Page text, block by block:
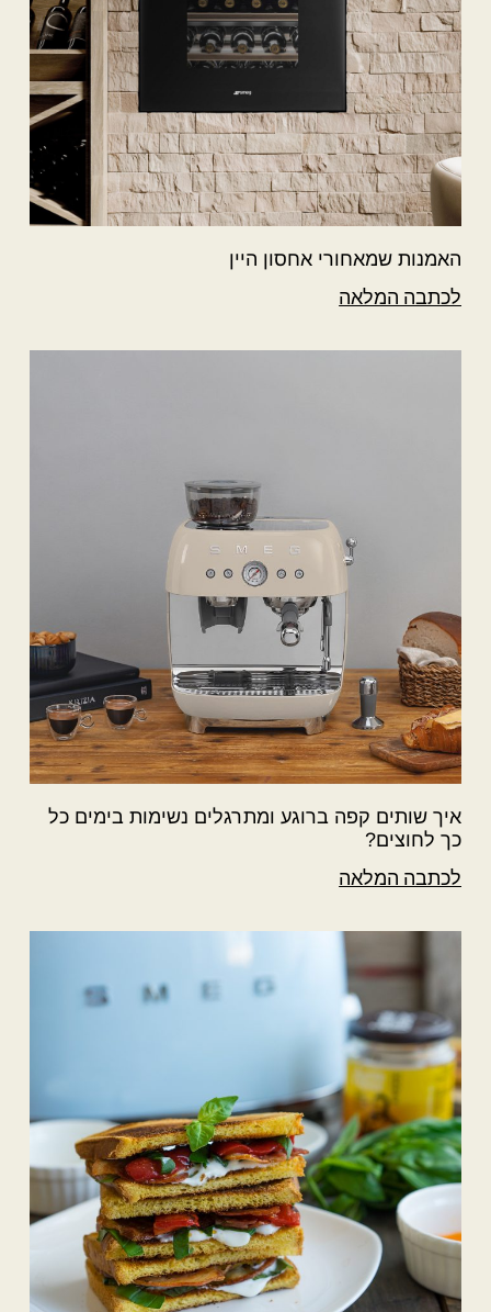
האמנות שמאחורי אחסון היין
לכתבה המלאה
איך שותים קפה ברוגע ומתרגלים נשימות בימים כל
כך לחוצים?
לכתבה המלאה